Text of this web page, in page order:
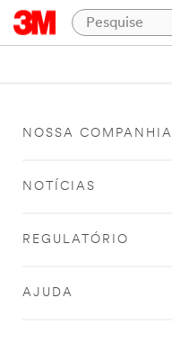
NOSSA COMPANHIA
NOTÍCIAS
REGULATÓRIO
AJUDA